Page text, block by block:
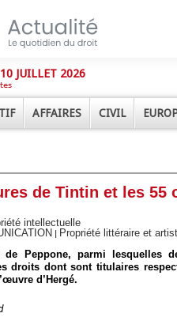
JUILLET 2026
AFFAIRES CIVIL
de Tintin et les 55
intellectuelle
Propriété littéraire et
Peppone, parmi lesquelles
droits dont sont titulaires
d’Hergé.